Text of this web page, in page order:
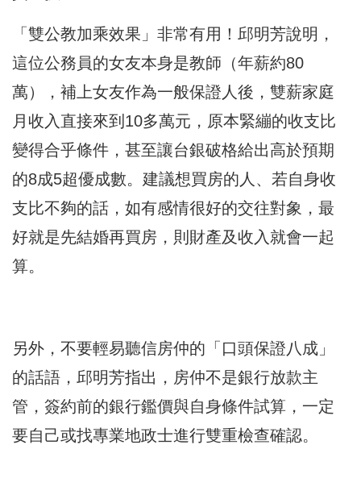
​「雙公教加乘效果」非常有用！邱明芳說明，
這位公務員的女友本身是教師（年薪約80
萬），補上女友作為一般保證人後，雙薪家庭
月收入直接來到10多萬元，原本緊繃的收支比
變得合乎條件，甚至讓台銀破格給出高於預期
的8成5超優成數。建議想買房的人、若自身收
支比不夠的話，如有感情很好的交往對象，最
好就是先結婚再買房，則財產及收入就會一起
算。
另外，​不要輕易聽信房仲的「口頭保證八成」
的話語，邱明芳指出，房仲不是銀行放款主
管，簽約前的銀行鑑價與自身條件試算，一定
要自己或找專業地政士進行雙重檢查確認。